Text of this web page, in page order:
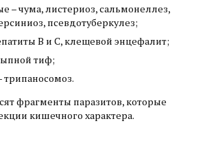
– чума, листериоз, сальмонеллез,
псевдотуберкулез;
В и С, клещевой энцефалит;
тиф;
фрагменты паразитов, которые
кишечного характера.